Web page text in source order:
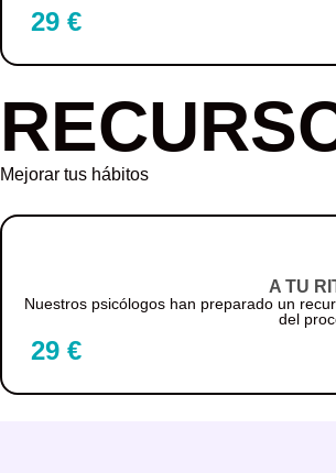
29 €
Mejorar tus hábitos
A TU
Nuestros psicólogos han preparado un
del
29 €